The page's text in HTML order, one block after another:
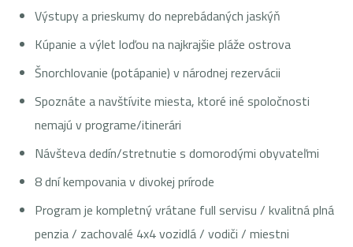
Výstupy a prieskumy do neprebádaných jaskýň
Kúpanie a výlet loďou na najkrajšie pláže ostrova
Šnorchlovanie (potápanie) v národnej rezervácii
Spoznáte a navštívite miesta, ktoré iné spoločnosti
nemajú v programe/itinerári
Návšteva dedín/stretnutie s domorodými obyvateľmi
8 dní kempovania v divokej prírode
Program je kompletný vrátane full servisu / kvalitná plná
penzia / zachovalé 4x4 vozidlá / vodiči / miestni